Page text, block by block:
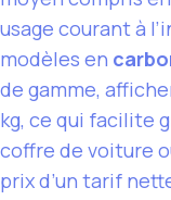
usage courant à
modèles en
de gamme,
kg, ce qui facilite
coffre de voiture
prix d’un tarif